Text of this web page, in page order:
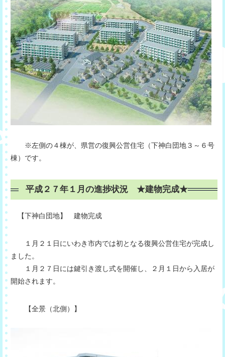
※左側の４棟が、県営の復興公営住宅（下神白団地３～６号
棟）です。
平成２７年１月の進捗状況 ★建物完成★
【下神白団地】 建物完成
１月２１日にいわき市内では初となる復興公営住宅が完成し
ました。
１月２７日には鍵引き渡し式を開催し、２月１日から入居が
開始されます。
【全景（北側）】